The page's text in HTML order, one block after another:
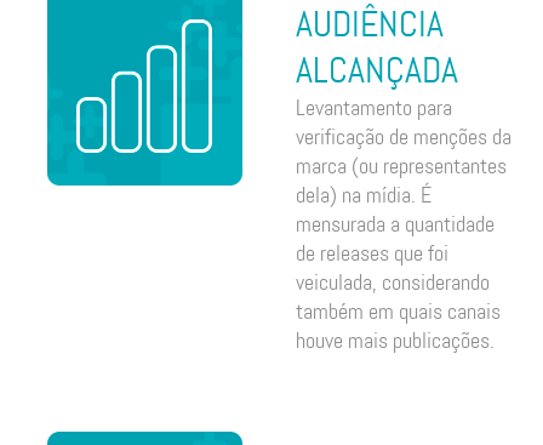
AUDIÊNCIA
ALCANÇADA
Levantamento para
verificação de menções da
marca (ou representantes
dela) na mídia. É
mensurada a quantidade
de releases que foi
veiculada, considerando
também em quais canais
houve mais publicações.